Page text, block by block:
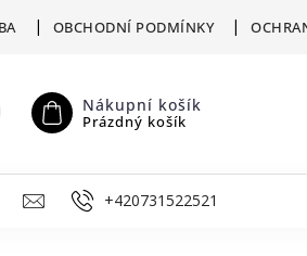
OBCHODNÍ PODMÍNKY
Nákupní košík
Prázdný košík
K RYTÍ VÝKUP ZLATNICKÁ
+420731522521